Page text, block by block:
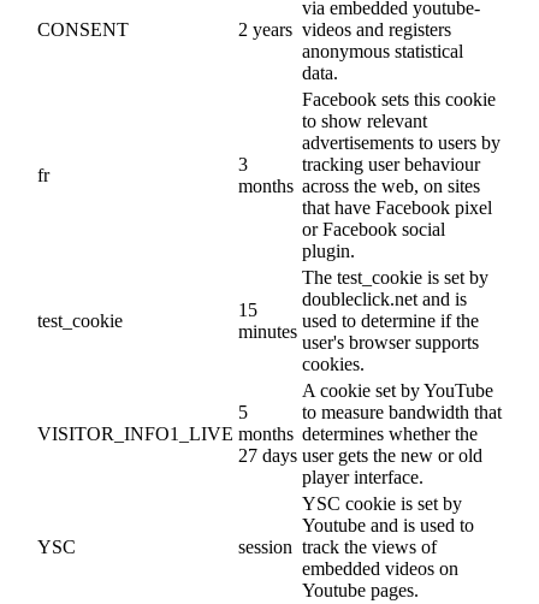
CONSENT 2 years
via embedded youtube-
videos and registers
anonymous statistical
data.
fr
3
months
Facebook sets this cookie
to show relevant
advertisements to users by
tracking user behaviour
across the web, on sites
that have Facebook pixel
or Facebook social
plugin.
test_cookie
15
minutes
The test_cookie is set by
doubleclick.net and is
used to determine if the
user's browser supports
cookies.
VISITOR_INFO1_LIVE
5
months
27 days
A cookie set by YouTube
to measure bandwidth that
determines whether the
user gets the new or old
player interface.
YSC session
YSC cookie is set by
Youtube and is used to
track the views of
embedded videos on
Youtube pages.